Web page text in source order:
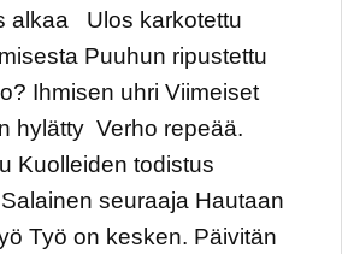
alkaa Ulos karkotettu
Puuhun ripustettu
Ihmisen uhri Viimeiset
hylätty Verho repeää.
Kuolleiden todistus
seuraaja Hautaan
Työ on kesken. Päivitän